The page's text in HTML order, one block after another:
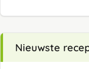
Nieuwste